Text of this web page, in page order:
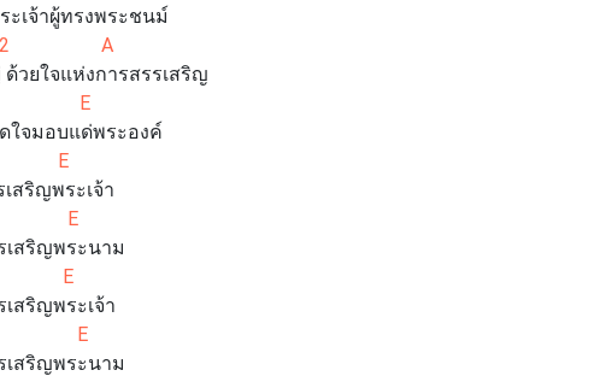
ะเจ้าผู้ทรงพระชนม์
A
วยใจแห่งการสรรเสริญ
E
ใจมอบแด่พระองค์
E
ริญพระเจ้า
E
ริญพระนาม
E
ริญพระเจ้า
E
ริญพระนาม